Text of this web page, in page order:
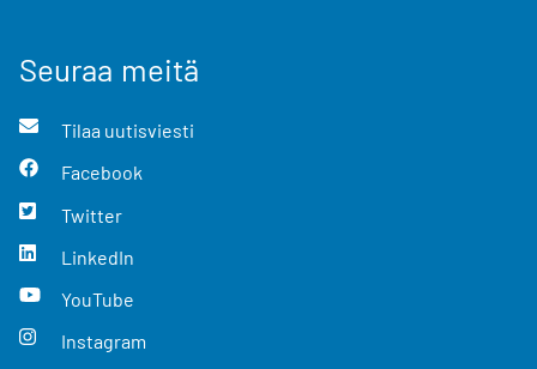
Seuraa meitä
Tilaa uutisviesti
Facebook
Twitter
LinkedIn
YouTube
Instagram